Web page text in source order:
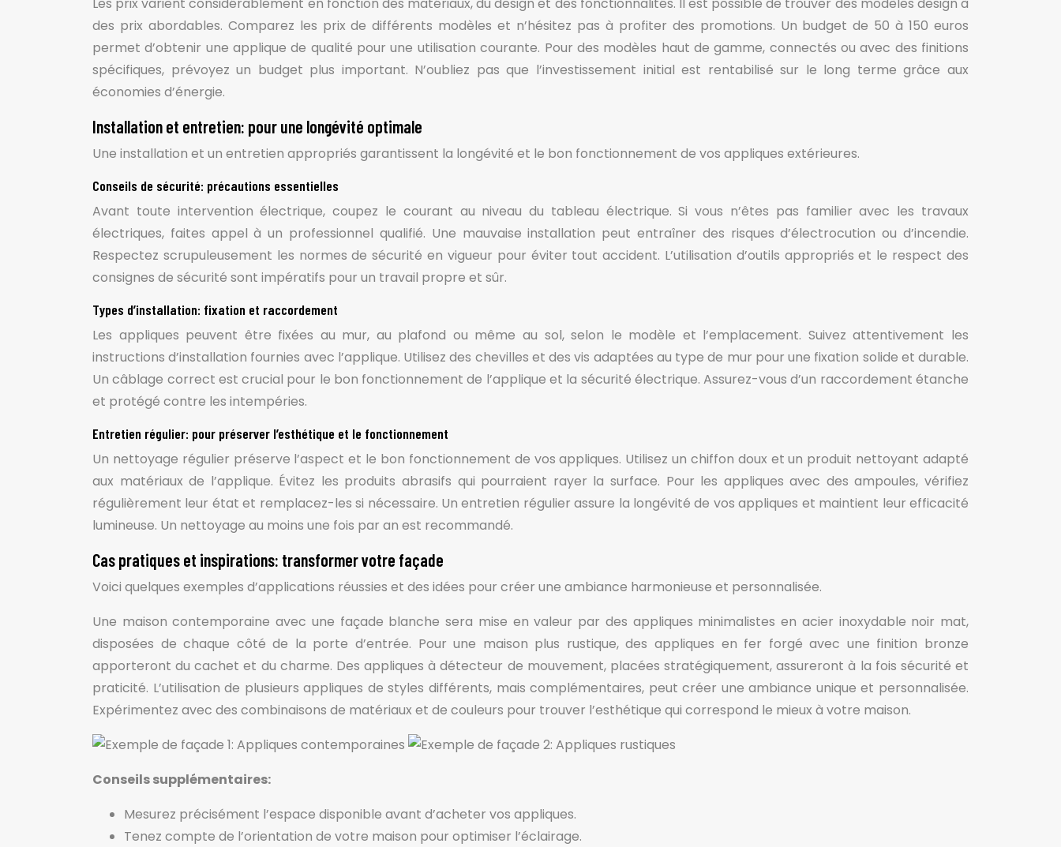
des prix abordables. Comparez les prix de différents modèles et n’hésitez pas à profiter des promotions. Un budget de 50 à 150 euros
permet d’obtenir une applique de qualité pour une utilisation courante. Pour des modèles haut de gamme, connectés ou avec des finitions
spécifiques, prévoyez un budget plus important. N’oubliez pas que l’investissement initial est rentabilisé sur le long terme grâce aux
économies d’énergie.
Installation et entretien: pour une longévité optimale
Une installation et un entretien appropriés garantissent la longévité et le bon fonctionnement de vos appliques extérieures.
Conseils de sécurité: précautions essentielles
Avant toute intervention électrique, coupez le courant au niveau du tableau électrique. Si vous n’êtes pas familier avec les travaux
électriques, faites appel à un professionnel qualifié. Une mauvaise installation peut entraîner des risques d’électrocution ou d’incendie.
Respectez scrupuleusement les normes de sécurité en vigueur pour éviter tout accident. L’utilisation d’outils appropriés et le respect des
consignes de sécurité sont impératifs pour un travail propre et sûr.
Types d’installation: fixation et raccordement
Les appliques peuvent être fixées au mur, au plafond ou même au sol, selon le modèle et l’emplacement. Suivez attentivement les
instructions d’installation fournies avec l’applique. Utilisez des chevilles et des vis adaptées au type de mur pour une fixation solide et durable.
Un câblage correct est crucial pour le bon fonctionnement de l’applique et la sécurité électrique. Assurez-vous d’un raccordement étanche
et protégé contre les intempéries.
Entretien régulier: pour préserver l’esthétique et le fonctionnement
Un nettoyage régulier préserve l’aspect et le bon fonctionnement de vos appliques. Utilisez un chiffon doux et un produit nettoyant adapté
aux matériaux de l’applique. Évitez les produits abrasifs qui pourraient rayer la surface. Pour les appliques avec des ampoules, vérifiez
régulièrement leur état et remplacez-les si nécessaire. Un entretien régulier assure la longévité de vos appliques et maintient leur efficacité
lumineuse. Un nettoyage au moins une fois par an est recommandé.
Cas pratiques et inspirations: transformer votre façade
Voici quelques exemples d’applications réussies et des idées pour créer une ambiance harmonieuse et personnalisée.
Une maison contemporaine avec une façade blanche sera mise en valeur par des appliques minimalistes en acier inoxydable noir mat,
disposées de chaque côté de la porte d’entrée. Pour une maison plus rustique, des appliques en fer forgé avec une finition bronze
apporteront du cachet et du charme. Des appliques à détecteur de mouvement, placées stratégiquement, assureront à la fois sécurité et
praticité. L’utilisation de plusieurs appliques de styles différents, mais complémentaires, peut créer une ambiance unique et personnalisée.
Expérimentez avec des combinaisons de matériaux et de couleurs pour trouver l’esthétique qui correspond le mieux à votre maison.
Conseils supplémentaires:
Mesurez précisément l’espace disponible avant d’acheter vos appliques.
Tenez compte de l’orientation de votre maison pour optimiser l’éclairage.